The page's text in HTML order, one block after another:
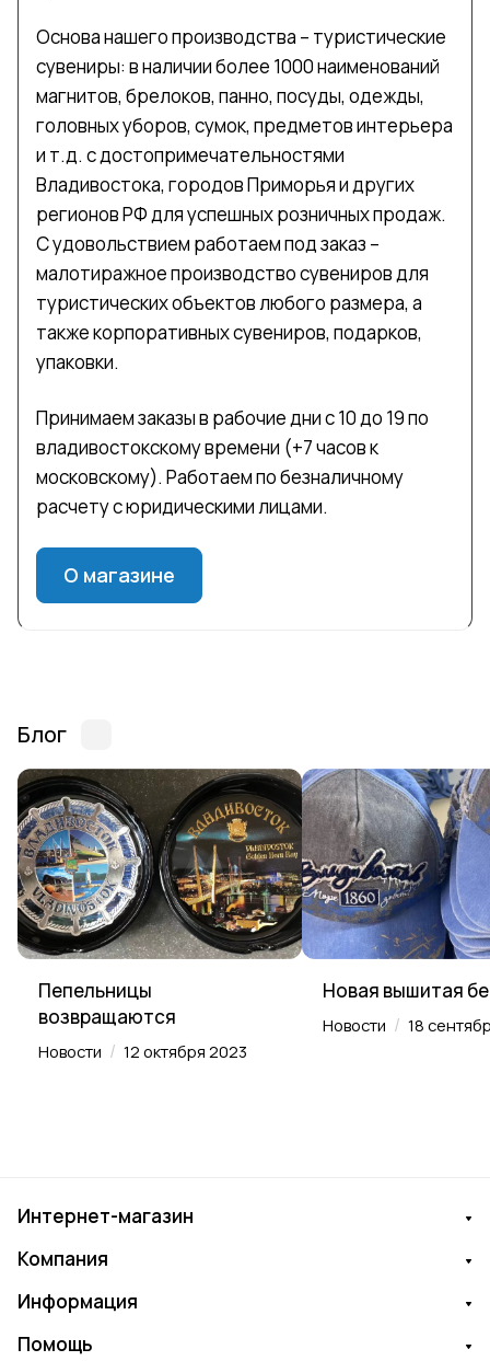
Основа нашего производства – туристические
сувениры: в наличии более 1000 наименований
магнитов, брелоков, панно, посуды, одежды,
головных уборов, сумок, предметов интерьера
и т.д. с достопримечательностями
Владивостока, городов Приморья и других
регионов РФ для успешных розничных продаж.
С удовольствием работаем под заказ –
малотиражное производство сувениров для
туристических объектов любого размера, а
также корпоративных сувениров, подарков,
упаковки.
Принимаем заказы в рабочие дни с 10 до 19 по
владивостокскому времени (+7 часов к
московскому). Работаем по безналичному
расчету с юридическими лицами.
О магазине
Блог
Пепельницы
возвращаются
Новости / 12 октября 2023
Новая вышитая
Новости / 18
Интернет-магазин
Компания
Информация
Помощь